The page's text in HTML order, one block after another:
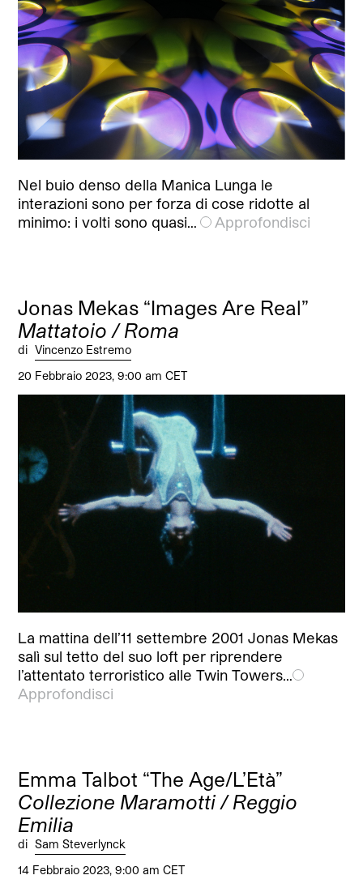
Nel buio denso della Manica Lunga le
interazioni sono per forza di cose ridotte al
minimo: i volti sono quasi…
Approfondisci
Jonas Mekas “Images Are Real”
Mattatoio / Roma
di Vincenzo Estremo
20 Febbraio 2023, 9:00 am CET
La mattina dell’11 settembre 2001 Jonas Mekas
salì sul tetto del suo loft per riprendere
l’attentato terroristico alle Twin Towers…
Approfondisci
Emma Talbot “The Age/L’Età”
Collezione Maramotti / Reggio
Emilia
di Sam Steverlynck
14 Febbraio 2023, 9:00 am CET